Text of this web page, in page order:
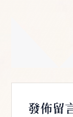
發佈留